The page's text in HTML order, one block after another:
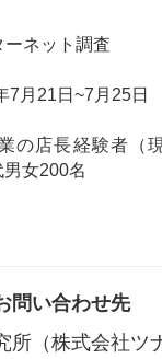
ネット調査
7月21日~7月25日
の店長経験者（
女200名
問い合わせ先
所（株式会社ツ